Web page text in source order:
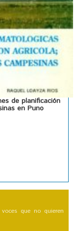
de planificación
en Puno
voces que no quieren